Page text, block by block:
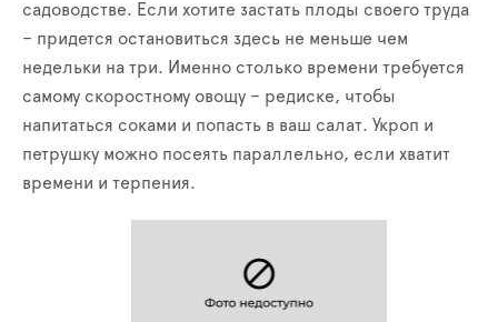
садоводстве. Если хотите застать плоды своего труда
– придется остановиться здесь не меньше чем
недельки на три. Именно столько времени требуется
самому скоростному овощу – редиске, чтобы
напитаться соками и попасть в ваш салат. Укроп и
петрушку можно посеять параллельно, если хватит
времени и терпения.